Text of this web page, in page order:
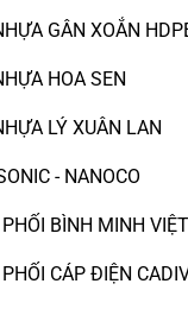
GÂN XOẮN
HOA SEN
LÝ XUÂN LAN
- NANOCO
BÌNH MINH
CÁP ĐIỆN